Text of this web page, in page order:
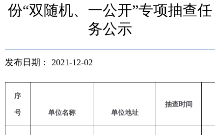
份“双随机、一公开”专项抽查任
务公示
发布日期： 2021-12-02
序
号 单位名称 单位地址
抽查时间